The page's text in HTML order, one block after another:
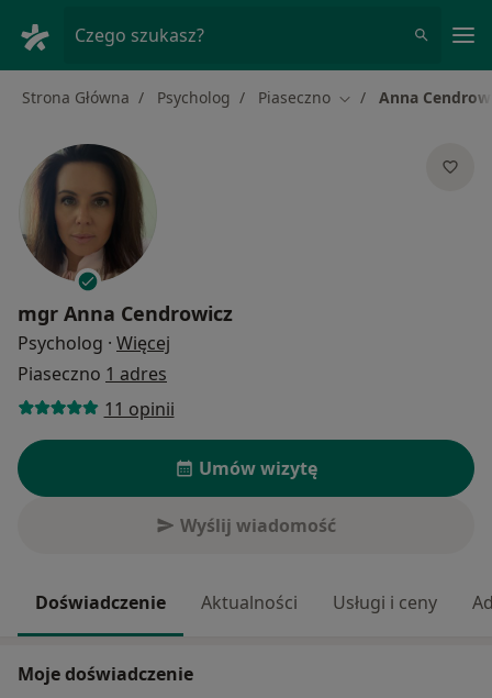
Czego szukasz?
Strona Główna Psycholog Piaseczno Zmień miasto
Anna
mgr Anna Cendrowicz
Psycholog · Więcej
Piaseczno 1 adres
11 opinii
Umów wizytę
Wyślij wiadomość
Doświadczenie Aktualności Usługi i ceny
Moje doświadczenie